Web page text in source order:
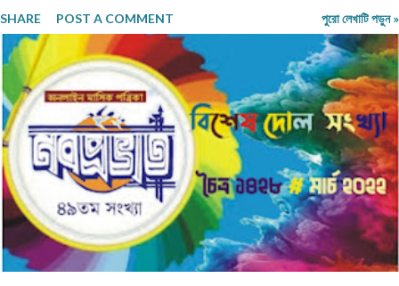
বসন্ত জীবন পথের পথিক হয়ে সংসার ছেড়ে, ঠিকানাবিহীন হয়ে বেরিয়ে পড়েছিল মনের খবর খুঁজতে।
রবীন্দ্রনাথের 'অতিথি ' গল্প নিয়ে নির্মিত ছায়াছবির মূল চরিত্র তারাপদও কৈশোরকালেই বেড়িয়ে পড়েছিল
ঘরের বাঁধন ছেড়ে। মুক্ত প্রকৃতির কোলে তারাপদর সঙ্গে গেয়ে উঠেছি-' 'এই আকাশে আমার মুক্তি
আলোয় আলোয়, আমার মুক্তি ধূলায় ধূলায় ঘাসে ঘাসে। যৌবনকালে দেখা রমাপদ চৌধুরীর উপন্যাস
'বনপলাশীর পদাবলী অবলম্বনে নির্মিত ছায়াছবির মূল চরিত্র উদাস গেয়ে উঠেছে -' মনের কথা কারে বলি
আর,...
SHARE POST A COMMENT পুরো লেখাটি পড়ুন »